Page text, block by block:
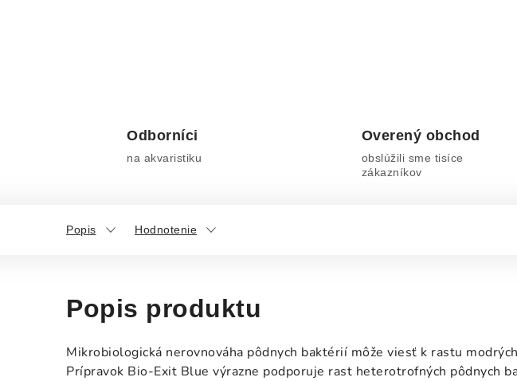
Odborníci
na akvaristiku
Overený obchod
obslúžili sme tisíce
zákazníkov
Popis Hodnotenie
Popis produktu
Mikrobiologická nerovnováha pôdnych baktérií môže viesť k rastu
Prípravok Bio-Exit Blue výrazne podporuje rast heterotrofných pôdnych